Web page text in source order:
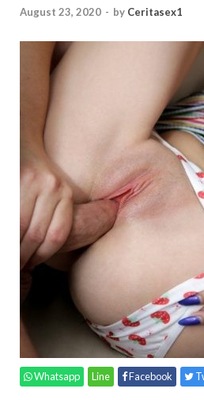
August 23, 2020 - by Ceritasex1
Whatsapp Line Facebook